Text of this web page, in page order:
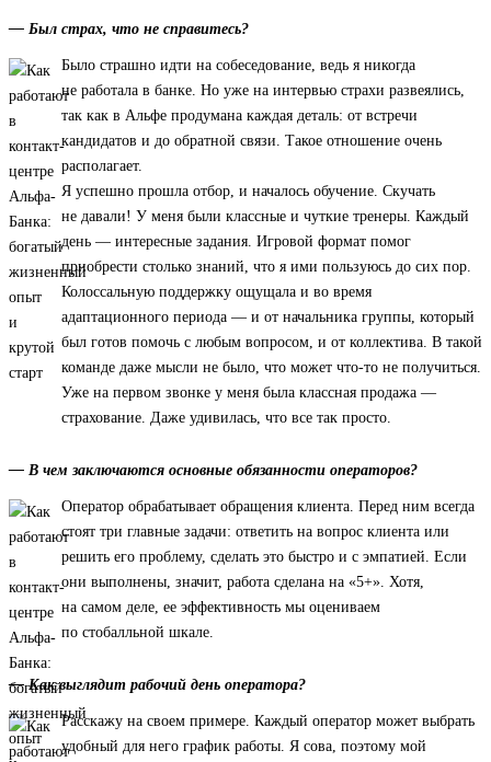
— Был страх, что не справитесь?
Было страшно идти на собеседование, ведь я никогда
не работала в банке. Но уже на интервью страхи развеялись,
так как в Альфе продумана каждая деталь: от встречи
кандидатов и до обратной связи. Такое отношение очень
располагает.
Я успешно прошла отбор, и началось обучение. Скучать
не давали! У меня были классные и чуткие тренеры. Каждый
день — интересные задания. Игровой формат помог
приобрести столько знаний, что я ими пользуюсь до сих пор.
Колоссальную поддержку ощущала и во время
адаптационного периода — и от начальника группы, который
был готов помочь с любым вопросом, и от коллектива. В такой
команде даже мысли не было, что может что-то не получиться.
Уже на первом звонке у меня была классная продажа —
страхование. Даже удивилась, что все так просто.
— В чем заключаются основные обязанности операторов?
Оператор обрабатывает обращения клиента. Перед ним всегда
стоят три главные задачи: ответить на вопрос клиента или
решить его проблему, сделать это быстро и с эмпатией. Если
они выполнены, значит, работа сделана на «5+». Хотя,
на самом деле, ее эффективность мы оцениваем
по стобалльной шкале.
— Как выглядит рабочий день оператора?
Расскажу на своем примере. Каждый оператор может выбрать
удобный для него график работы. Я сова, поэтому мой